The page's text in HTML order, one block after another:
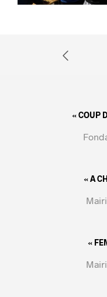
« COUP
« A
«